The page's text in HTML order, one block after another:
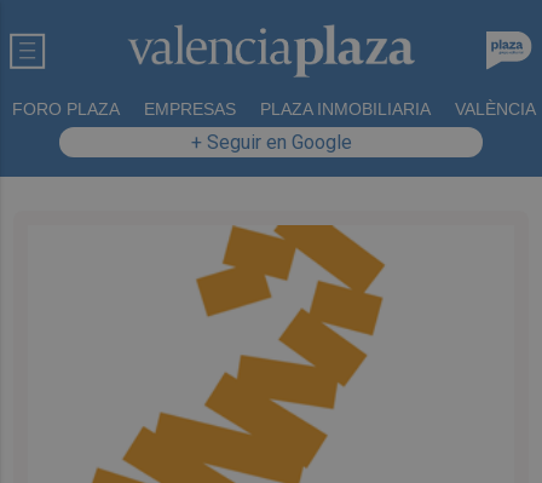
FORO PLAZA EMPRESAS PLAZA INMOBILIARIA VALÈNCIA
+ Seguir en Google